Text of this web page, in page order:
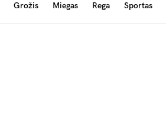
Grožis Miegas Rega Sportas